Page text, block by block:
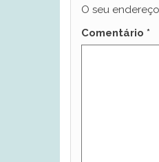
O seu
Comentário *